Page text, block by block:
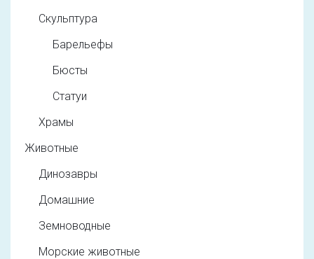
Скульптура
Барельефы
Бюсты
Статуи
Храмы
Животные
Динозавры
Домашние
Земноводные
Морские животные